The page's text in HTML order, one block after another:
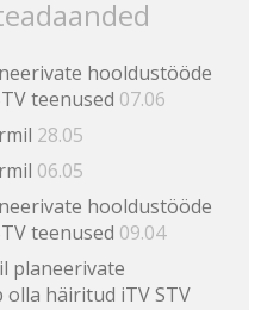
hooldustööde
teenused 07.06
28.05
06.05
hooldustööde
teenused 09.04
planeerivate
häiritud iTV STV